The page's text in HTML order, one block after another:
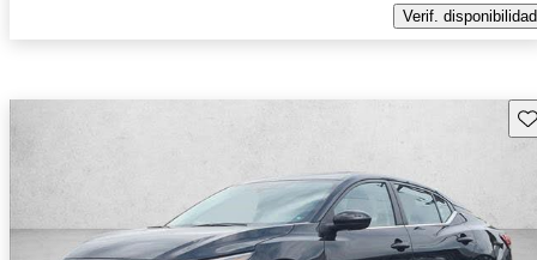
Verif. disponibilidad